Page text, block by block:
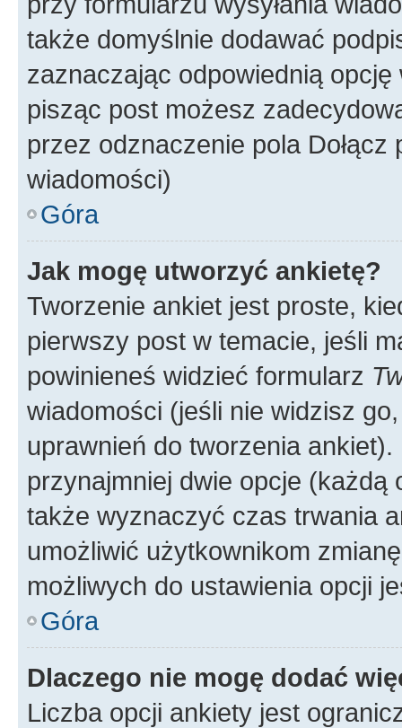
także domyślnie dodawać
zaznaczając odpowiednią
pisząc post możesz
przez odznaczenie pola
wiadomości)
Góra
Jak mogę utworzyć ankietę?
Tworzenie ankiet jest proste,
pierwszy post w temacie, jeśli
powinieneś widzieć formularz
wiadomości (jeśli nie widzisz
uprawnień do tworzenia
przynajmniej dwie opcje
także wyznaczyć czas trwania
umożliwić użytkownikom
możliwych do ustawienia opcji
Góra
Dlaczego nie mogę dodać
Liczba opcji ankiety jest